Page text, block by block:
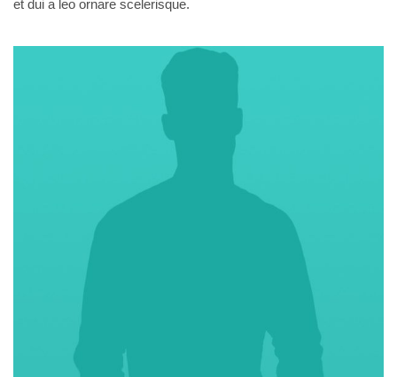
et dui a leo ornare scelerisque.